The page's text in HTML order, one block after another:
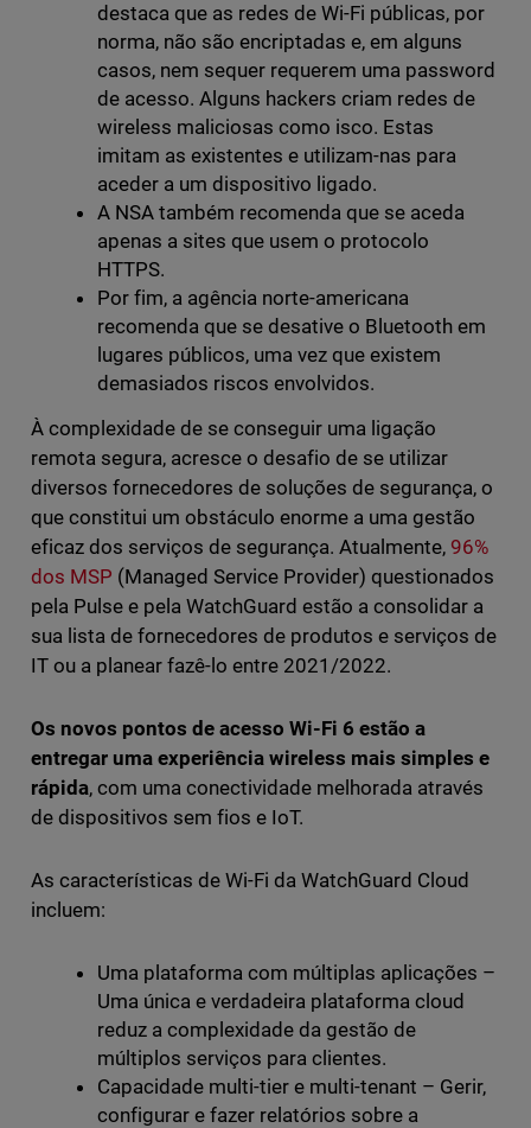
destaca que as redes de Wi-Fi públicas, por
norma, não são encriptadas e, em alguns
casos, nem sequer requerem uma password
de acesso. Alguns hackers criam redes de
wireless maliciosas como isco. Estas
imitam as existentes e utilizam-nas para
aceder a um dispositivo ligado.
A NSA também recomenda que se aceda
apenas a sites que usem o protocolo
HTTPS.
Por fim, a agência norte-americana
recomenda que se desative o Bluetooth em
lugares públicos, uma vez que existem
demasiados riscos envolvidos.
À complexidade de se conseguir uma ligação
remota segura, acresce o desafio de se utilizar
diversos fornecedores de soluções de segurança, o
que constitui um obstáculo enorme a uma gestão
eficaz dos serviços de segurança. Atualmente, 96%
dos MSP (Managed Service Provider) questionados
pela Pulse e pela WatchGuard estão a consolidar a
sua lista de fornecedores de produtos e serviços de
IT ou a planear fazê-lo entre 2021/2022.
Os novos pontos de acesso Wi-Fi 6 estão a
entregar uma experiência wireless mais simples e
rápida, com uma conectividade melhorada através
de dispositivos sem fios e IoT.
As características de Wi-Fi da WatchGuard Cloud
incluem:
Uma plataforma com múltiplas aplicações –
Uma única e verdadeira plataforma cloud
reduz a complexidade da gestão de
múltiplos serviços para clientes.
Capacidade multi-tier e multi-tenant – Gerir,
configurar e fazer relatórios sobre a